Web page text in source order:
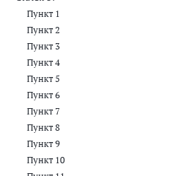
Пункт 1
Пункт 2
Пункт 3
Пункт 4
Пункт 5
Пункт 6
Пункт 7
Пункт 8
Пункт 9
Пункт 10